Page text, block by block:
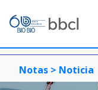
Notas > Noticia